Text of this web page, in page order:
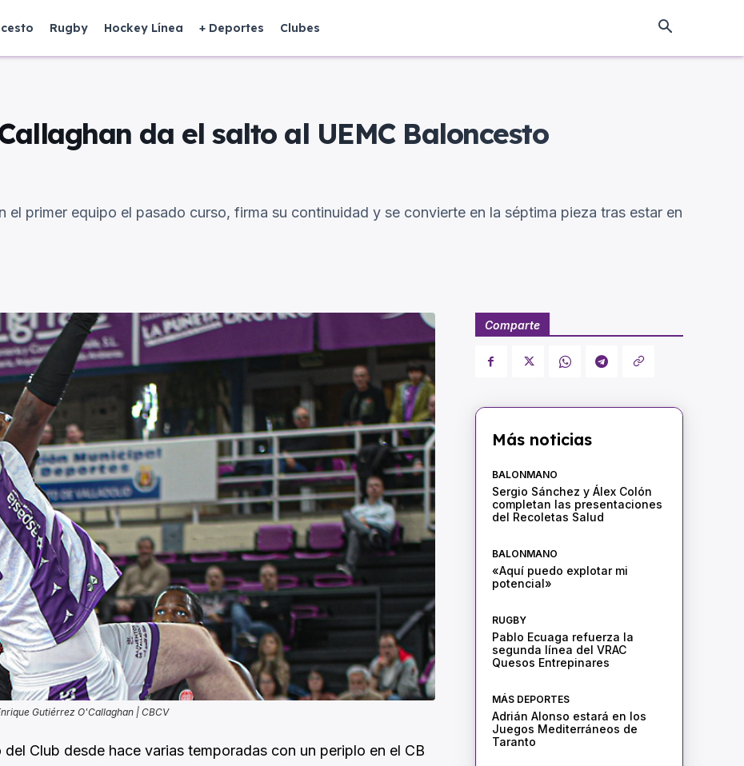
Rugby Hockey Línea + Deportes Clubes
da el salto al UEMC Baloncesto
el primer equipo el pasado curso, firma su continuidad y se convierte en la séptima pieza tras estar en
Gutiérrez O'Callaghan | CBCV
del Club desde hace varias temporadas con un periplo en el CB
Comparte
Más noticias
BALONMANO
Sergio Sánchez y Álex Colón
completan las presentaciones
del Recoletas Salud
BALONMANO
«Aquí puedo explotar mi
potencial»
RUGBY
Pablo Ecuaga refuerza la
segunda línea del VRAC
Quesos Entrepinares
MÁS DEPORTES
Adrián Alonso estará en los
Juegos Mediterráneos de
Taranto